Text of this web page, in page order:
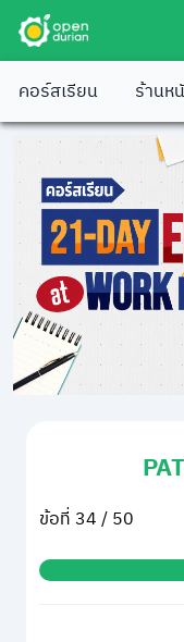
คอร์สเรียน ร้านห
ข้อที่ 34 / 50